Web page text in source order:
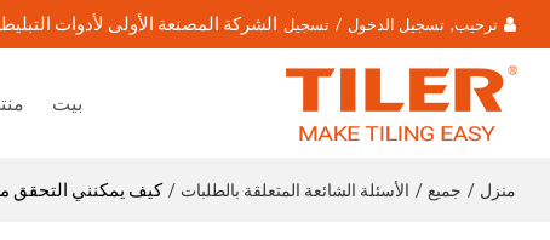
ترحيب, تسجيل الدخول / تسجيل الشركة المصنعة الأولى لأدوات
بيت
منزل / جميع / الأسئلة الشائعة المتعلقة بالطلبات / كيف يمكنني التحقق